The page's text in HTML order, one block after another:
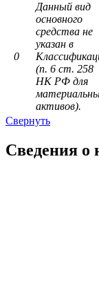
0
Данный вид
основного
средства не
указан в
(п. 6 ст. 258
НК РФ для
активов).
Свернуть
Сведения о